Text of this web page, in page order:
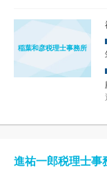
稲葉和彦税理士事務所
進祐一郎税理士事